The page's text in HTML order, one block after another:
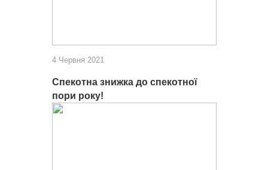
4 Червня 2021
Спекотна знижка до спекотної
пори року!